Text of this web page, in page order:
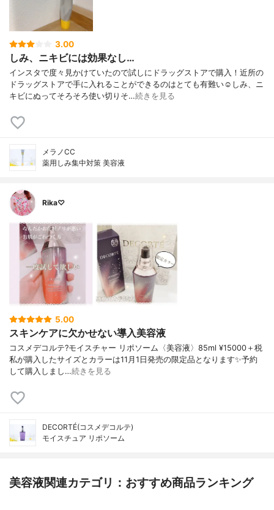
3.00
しみ、ニキビには効果なし…
インスタで度々見かけていたので試しにドラッグストアで購入！近所の
ドラッグストアで手に入れることができるのはとても有難い☺️しみ、ニ
キビにぬってそろそろ使い切りそ…続きを見る
メラノCC
薬用しみ集中対策 美容液
Rika♡
5.00
スキンケアに欠かせない導入美容液
コスメデコルテ?モイスチャー リポソーム〈美容液〉85ml ¥15000＋税
私が購入したサイズとカラーは11月1日発売の限定品となります✨予約
して購入しまし…続きを見る
DECORTÉ(コスメデコルテ)
モイスチュア リポソーム
美容液関連カテゴリ：おすすめ商品ランキング